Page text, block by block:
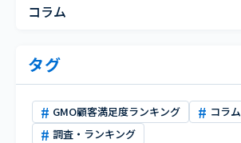
コラム
タグ
GMO顧客満足度ランキング コラム
調査・ランキング